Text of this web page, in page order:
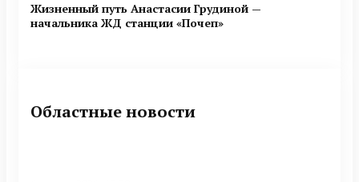
Жизненный путь Анастасии Грудиной —
начальника ЖД станции «Почеп»
Областные новости